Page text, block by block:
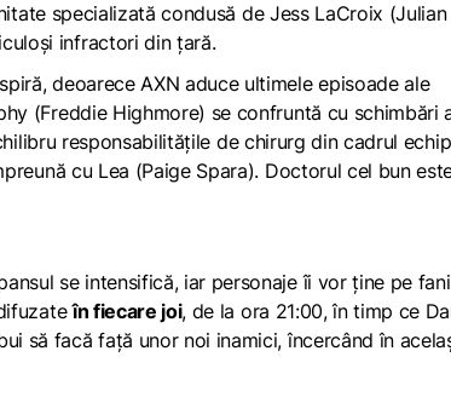
specializată condusă de Jess LaCroix (Julian
infractori din țară.
deoarece AXN aduce ultimele episoade ale
(Freddie Highmore) se confruntă cu schimbări
responsabilitățile de chirurg din cadrul
cu Lea (Paige Spara). Doctorul cel bun
se intensifică, iar personaje îi vor ține pe
în fiecare joi, de la ora 21:00, în timp ce
să facă față unor noi inamici, încercând în